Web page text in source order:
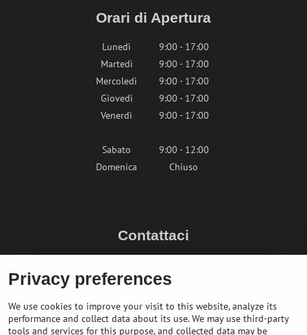
Orari di Apertura
Lunedì
9:00 - 17:00
Martedì
9:00 - 17:00
Mercoledì
9:00 - 17:00
Giovedì
9:00 - 17:00
Venerdì
9:00 - 17:00
Sabato
9:00 - 12:00
Domenica
Chiuso
Contattaci
+436764858804 (AT)
Privacy preferences
We use cookies to improve your visit to this website, analyze its
performance and collect data about its use. We may use third-party
tools and services for this purpose, and collected data may be